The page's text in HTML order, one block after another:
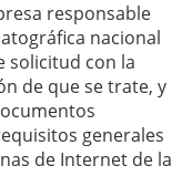
responsable
nacional
solicitud con la
de que se trate, y
generales
de Internet de la